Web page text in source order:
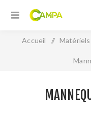
Accueil / Matériels